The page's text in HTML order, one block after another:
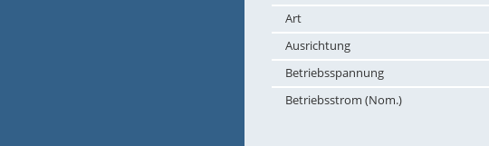
Art
Ausrichtung
Betriebsspannung
Betriebsstrom (Nom.)